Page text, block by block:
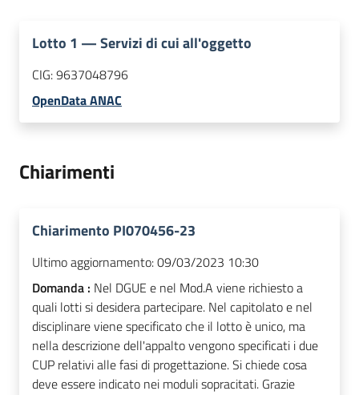
Lotto 1 —Servizi di cui all'oggetto
CIG:9637048796
OpenData ANAC
Chiarimenti
Chiarimento PI070456-23
Ultimo aggiornamento:09/03/2023 10:30
Domanda : Nel DGUE e nel Mod.A viene richiesto a
quali lotti si desidera partecipare. Nel capitolato e nel
disciplinare viene specificato che il lotto è unico, ma
nella descrizione dell'appalto vengono specificati i due
CUP relativi alle fasi di progettazione. Si chiede cosa
deve essere indicato nei moduli sopracitati. Grazie